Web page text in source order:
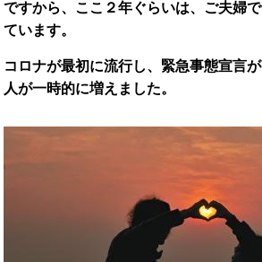
ですから、ここ２年ぐらいは、ご夫婦
ています。
コロナが最初に流行し、緊急事態宣言
人が一時的に増えました。